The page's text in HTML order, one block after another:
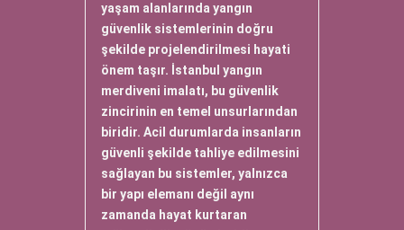
yaşam alanlarında yangın
güvenlik sistemlerinin doğru
şekilde projelendirilmesi hayati
önem taşır. İstanbul yangın
merdiveni imalatı, bu güvenlik
zincirinin en temel unsurlarından
biridir. Acil durumlarda insanların
güvenli şekilde tahliye edilmesini
sağlayan bu sistemler, yalnızca
bir yapı elemanı değil aynı
zamanda hayat kurtaran